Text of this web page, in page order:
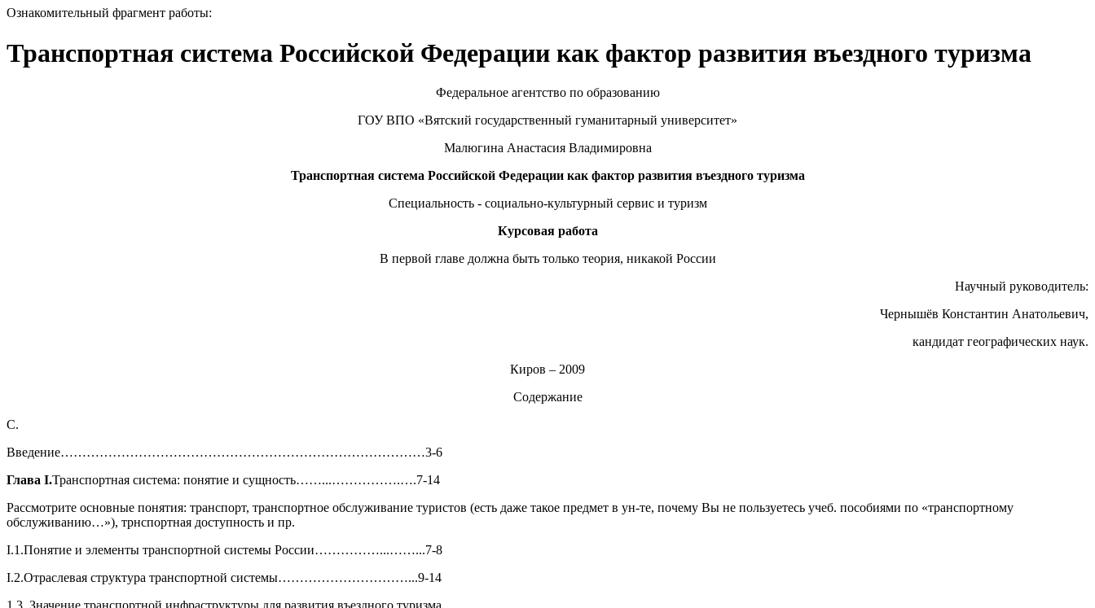
Ознакомительный фрагмент работы:
Транспортная система Российской Федерации как фактор развития въездного туризма
Федеральное агентство по образованию
ГОУ ВПО «Вятский государственный гуманитарный университет»
Малюгина Анастасия Владимировна
Транспортная система Российской Федерации как фактор развития въездного туризма
Специальность - социально-культурный сервис и туризм
Курсовая работа
В первой главе должна быть только теория, никакой России
Научный руководитель:
Чернышёв Константин Анатольевич,
кандидат географических наук.
Киров – 2009
Содержание
С.
Введение…………………………………………………………………………3-6
Глава I.Транспортная система: понятие и сущность……...…………….….7-14
Рассмотрите основные понятия: транспорт, транспортное обслуживание туристов (есть даже такое предмет в ун-те, почему Вы не пользуетесь учеб. пособиями по «транспортному
обслуживанию…»), трнспортная доступность и пр.
I.1.Понятие и элементы транспортной системы России……………...……...7-8
I.2.Отраслевая структура транспортной системы…………………………...9-14
1.3. Значение транспортной инфраструктуры для развития въездного туризма